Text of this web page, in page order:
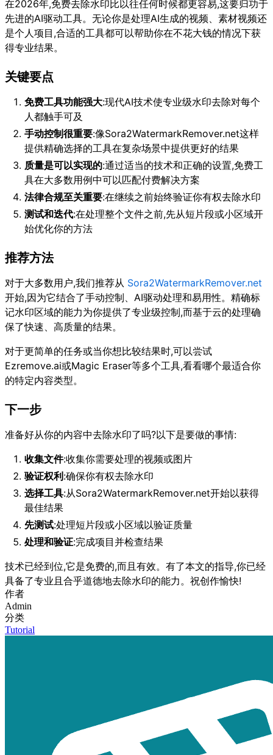
在2026年,免费去除水印比以往任何时候都更容易,这要归功于
先进的AI驱动工具。无论你是处理AI生成的视频、素材视频还
是个人项目,合适的工具都可以帮助你在不花大钱的情况下获
得专业结果。
关键要点
免费工具功能强大:现代AI技术使专业级水印去除对每个
人都触手可及
手动控制很重要:像Sora2WatermarkRemover.net这样
提供精确选择的工具在复杂场景中提供更好的结果
质量是可以实现的:通过适当的技术和正确的设置,免费工
具在大多数用例中可以匹配付费解决方案
法律合规至关重要:在继续之前始终验证你有权去除水印
测试和迭代:在处理整个文件之前,先从短片段或小区域开
始优化你的方法
推荐方法
对于大多数用户,我们推荐从 Sora2WatermarkRemover.net
开始,因为它结合了手动控制、AI驱动处理和易用性。精确标
记水印区域的能力为你提供了专业级控制,而基于云的处理确
保了快速、高质量的结果。
对于更简单的任务或当你想比较结果时,可以尝试
Ezremove.ai或Magic Eraser等多个工具,看看哪个最适合你
的特定内容类型。
下一步
准备好从你的内容中去除水印了吗?以下是要做的事情:
收集文件:收集你需要处理的视频或图片
验证权利:确保你有权去除水印
选择工具:从Sora2WatermarkRemover.net开始以获得
最佳结果
先测试:处理短片段或小区域以验证质量
处理和验证:完成项目并检查结果
技术已经到位,它是免费的,而且有效。有了本文的指导,你已经
具备了专业且合乎道德地去除水印的能力。祝创作愉快!
作者
Admin
分类
Tutorial